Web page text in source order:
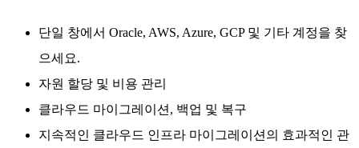
단일 창에서 Oracle, AWS, Azure, GCP 및 기타 계정을 찾
으세요.
자원 할당 및 비용 관리
클라우드 마이그레이션, 백업 및 복구
지속적인 클라우드 인프라 마이그레이션의 효과적인 관